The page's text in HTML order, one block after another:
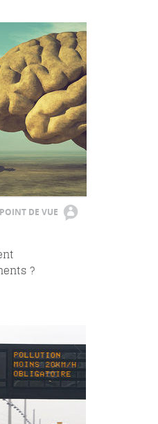
POINT DE VUE
?